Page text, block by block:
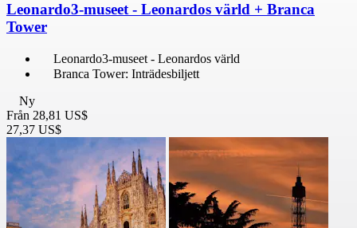
Leonardo3-museet - Leonardos värld + Branca
Tower
Leonardo3-museet - Leonardos värld
Branca Tower: Inträdesbiljett
Ny
Från 28,81 US$
27,37 US$